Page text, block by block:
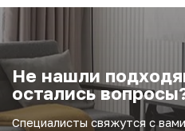
Не нашли
остались
Специалисты свяжутся с